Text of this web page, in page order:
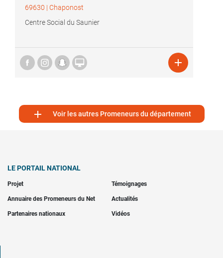
69630 | Chaponost
Centre Social du Saunier
 
 Voir les autres Promeneurs du département
LE PORTAIL NATIONAL
Projet Témoignages
Annuaire des Promeneurs du Net Actualités
Partenaires nationaux Vidéos